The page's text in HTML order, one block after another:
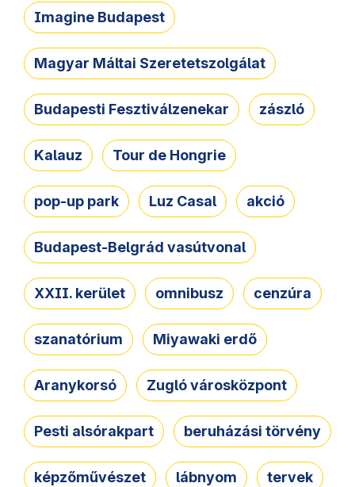
Imagine Budapest
Magyar Máltai Szeretetszolgálat
Budapesti Fesztiválzenekar zászló
Kalauz Tour de Hongrie
pop-up park Luz Casal akció
Budapest-Belgrád vasútvonal
XXII. kerület omnibusz cenzúra
szanatórium Miyawaki erdő
Aranykorsó Zugló városközpont
Pesti alsórakpart beruházási törvény
képzőművészet lábnyom tervek